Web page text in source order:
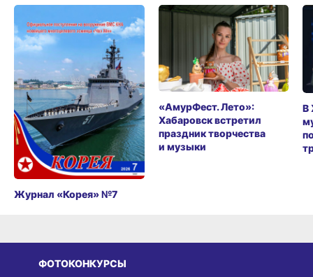
Журнал «Корея» №7
«АмурФест. Лето»:
Хабаровск встретил
праздник творчества
и музыки
В
ФОТОКОНКУРСЫ